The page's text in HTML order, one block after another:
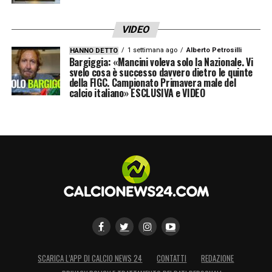
VIDEO
HANNO DETTO 1 settimana ago Alberto Petrosilli
Bargiggia: «Mancini voleva solo la Nazionale. Vi
svelo cosa è successo davvero dietro le quinte
della FIGC. Campionato Primavera male del
calcio italiano» ESCLUSIVA e VIDEO
SCARICA L’APP DI CALCIO NEWS 24 CONTATTI
REDAZIONE